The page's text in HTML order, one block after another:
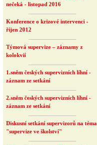
nečeká - listopad 2016
Konference o krizové intervenci -
říjen 2012
Týmová supervize – záznamy z
kolokvií
1.sněm českých supervizních líhní -
záznam ze setkání
2.sněm českých supervizních líhní -
záznam ze setkání
Diskusní setkání supervizorů na téma
"supervize ve školství"